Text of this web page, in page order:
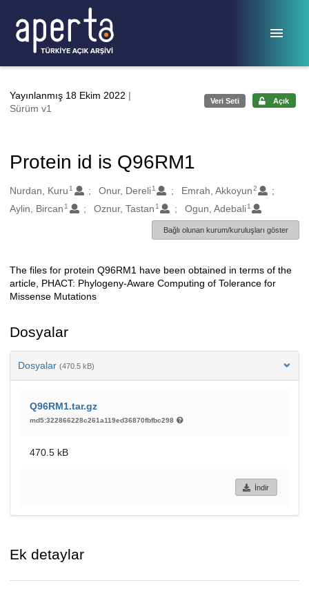
Yayınlanmış 18 Ekim 2022 |
Sürüm v1
Veri Seti Açık
Protein id is Q96RM1
Oluşturanlar
Nurdan, Kuru 1 Onur, Dereli 1 Emrah, Akkoyun2
Aylin, Bircan 1 Oznur, Tastan 1 Ogun, Adebali 1
Bağlı olunan kurum/kuruluşları göster
Açıklama
The files for protein Q96RM1 have been obtained in terms of the
article, PHACT: Phylogeny-Aware Computing of Tolerance for
Missense Mutations
Dosyalar
Dosyalar (470.5 kB)
Q96RM1.tar.gz
md5:322866228c261a119ed36870fbfbc298
470.5 kB
İndir
Ek detaylar